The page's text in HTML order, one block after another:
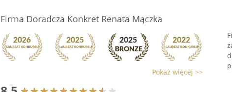
Firma Doradcza Konkret Renata Mączka
Pokaż więcej >>